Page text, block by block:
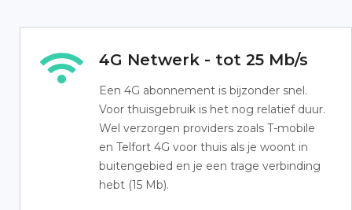
4G Netwerk - tot 25 Mb/s
Een 4G abonnement is bijzonder snel.
Voor thuisgebruik is het nog relatief duur.
Wel verzorgen providers zoals T-mobile
en Telfort 4G voor thuis als je woont in
buitengebied en je een trage verbinding
hebt (15 Mb).